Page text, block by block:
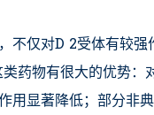
不仅对D 2受体有较
药物有很大的优势：
用显著降低；部分非